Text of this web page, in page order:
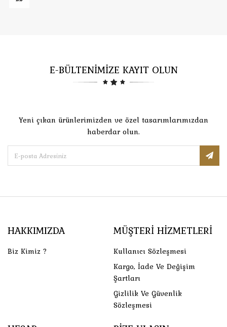
E-BÜLTENİMİZE KAYIT OLUN
Yeni çıkan ürünlerimizden ve özel tasarımlarımızdan
haberdar olun.
HAKKIMIZDA
Biz Kimiz ?
MÜŞTERI HIZMETLERI
Kullanıcı Sözleşmesi
Kargo, İade Ve Değişim
Şartları
Gizlilik Ve Güvenlik
Sözleşmesi